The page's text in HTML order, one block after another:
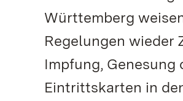
Württemberg
Regelungen wieder
Impfung,
Eintrittskarten in